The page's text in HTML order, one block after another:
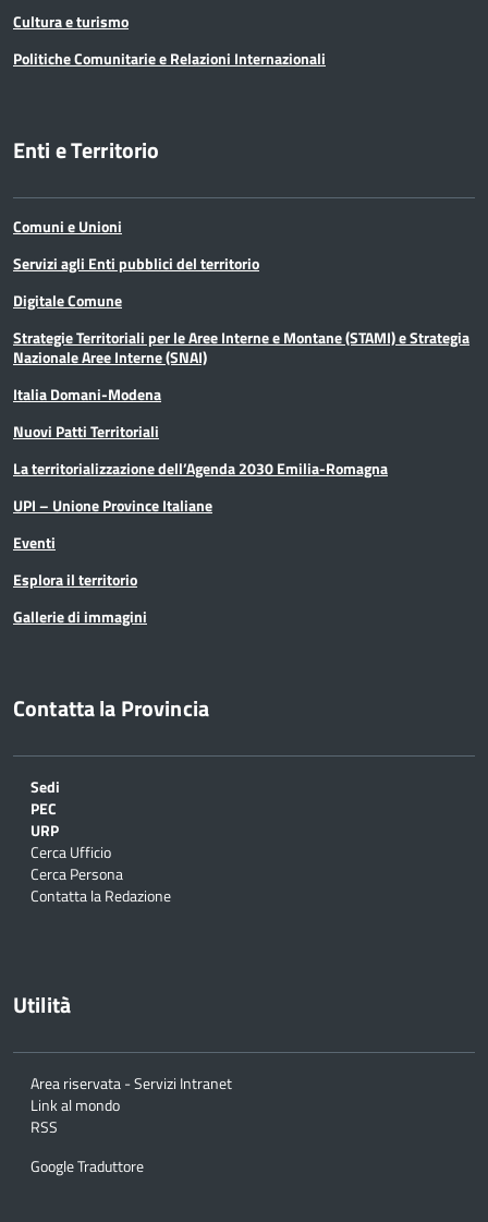
Cultura e turismo
Politiche Comunitarie e Relazioni Internazionali
Enti e Territorio
Comuni e Unioni
Servizi agli Enti pubblici del territorio
Digitale Comune
Strategie Territoriali per le Aree Interne e Montane (STAMI) e Strategia
Nazionale Aree Interne (SNAI)
Italia Domani-Modena
Nuovi Patti Territoriali
La territorializzazione dell’Agenda 2030 Emilia-Romagna
UPI – Unione Province Italiane
Eventi
Esplora il territorio
Gallerie di immagini
Contatta la Provincia
Sedi
PEC
URP
Cerca Ufficio
Cerca Persona
Contatta la Redazione
Utilità
Area riservata - Servizi Intranet
Link al mondo
RSS
Google Traduttore